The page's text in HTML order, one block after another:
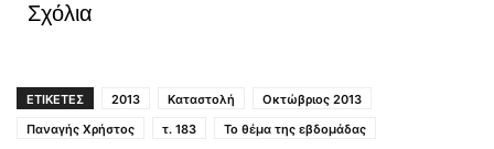
Σχόλια
ΕΤΙΚΕΤΕΣ 2013 Καταστολή
Οκτώβριος 2013
Παναγής Χρήστος
τ. 183 Το θέμα της εβδομάδας